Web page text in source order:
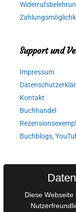
Support und
Impressum
Kontakt
Buchhandel
Buchblogs,
AGB für
Online-Artikel
Diese